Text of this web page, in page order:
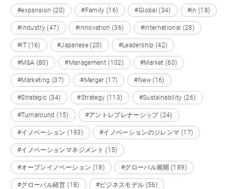
#expansion (20) #Family (16) #Global (34) #in (18)
#industry (47) #innovation (36) #international (28)
#IT (16) #Japanese (20) #Leadership (42)
#M&A (80) #Management (102) #Market (60)
#Marketing (37) #Merger (17) #New (16)
#Strategic (34) #Strategy (113) #Sustainability (26)
#Turnaround (15) #アントレプレナーシップ (24)
#イノベーション (193) #イノベーションのジレンマ (17)
#イノベーションマネジメント (15)
#オープンイノベーション (18) #グローバル展開 (189)
#グローバル経営 (18) #ビジネスモデル (56)